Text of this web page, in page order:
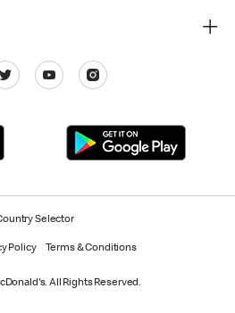
Selector
Policy Terms & Conditions
All Rights Reserved.